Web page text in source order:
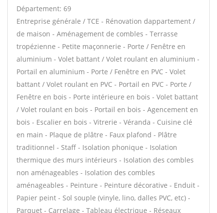
Département: 69
Entreprise générale / TCE - Rénovation dappartement /
de maison - Aménagement de combles - Terrasse
tropézienne - Petite maçonnerie - Porte / Fenêtre en
aluminium - Volet battant / Volet roulant en aluminium -
Portail en aluminium - Porte / Fenêtre en PVC - Volet
battant / Volet roulant en PVC - Portail en PVC - Porte /
Fenêtre en bois - Porte intérieure en bois - Volet battant
/ Volet roulant en bois - Portail en bois - Agencement en
bois - Escalier en bois - Vitrerie - Véranda - Cuisine clé
en main - Plaque de plâtre - Faux plafond - Plâtre
traditionnel - Staff - Isolation phonique - Isolation
thermique des murs intérieurs - Isolation des combles
non aménageables - Isolation des combles
aménageables - Peinture - Peinture décorative - Enduit -
Papier peint - Sol souple (vinyle, lino, dalles PVC, etc) -
Parquet - Carrelage - Tableau électrique - Réseaux